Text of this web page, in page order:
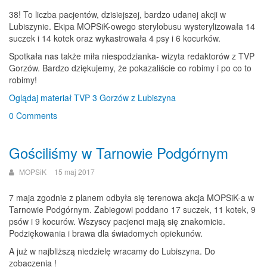
38! To liczba pacjentów, dzisiejszej, bardzo udanej akcji w
Lubiszynie. Ekipa MOPSiK-owego sterylobusu wysterylizowała 14
suczek i 14 kotek oraz wykastrowała 4 psy i 6 kocurków.
Spotkała nas także miła niespodzianka- wizyta redaktorów z TVP
Gorzów. Bardzo dziękujemy, że pokazaliście co robimy i po co to
robimy!
Oglądaj materiał TVP 3 Gorzów z Lubiszyna
0 Comments
Gościliśmy w Tarnowie Podgórnym
MOPSiK 15 maj 2017
7 maja zgodnie z planem odbyła się terenowa akcja MOPSiK-a w
Tarnowie Podgórnym. Zabiegowi poddano 17 suczek, 11 kotek, 9
psów i 9 kocurów. Wszyscy pacjenci mają się znakomicie.
Podziękowania i brawa dla świadomych opiekunów.
A już w najbliższą niedzielę wracamy do Lubiszyna. Do
zobaczenia !